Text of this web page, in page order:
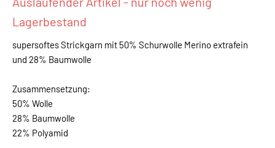
Lagerbestand
supersoftes Strickgarn mit 50% Schurwolle Merino extrafein
und 28% Baumwolle
Zusammensetzung:
50% Wolle
28% Baumwolle
22% Polyamid